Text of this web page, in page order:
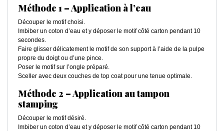
Méthode 1 – Application à l’eau
Découper le motif choisi.
Imbiber un coton d’eau et y déposer le motif côté carton pendant 10
secondes.
Faire glisser délicatement le motif de son support à l’aide de la pulpe
propre du doigt ou d’une pince.
Poser le motif sur l’ongle préparé.
Sceller avec deux couches de top coat pour une tenue optimale.
Méthode 2 – Application au tampon
stamping
Découper le motif désiré.
Imbiber un coton d’eau et y déposer le motif côté carton pendant 10